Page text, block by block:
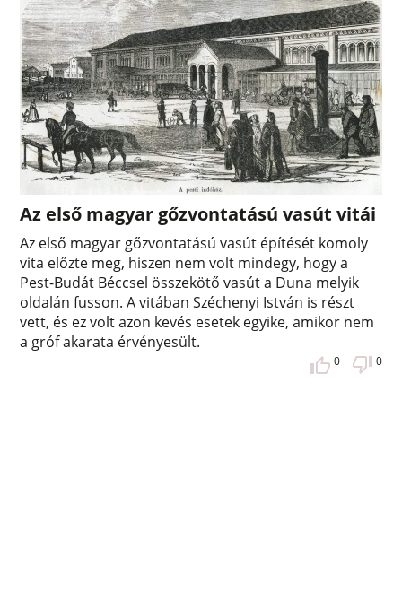
Az első magyar gőzvontatású vasút vitái
Az első magyar gőzvontatású vasút építését komoly
vita előzte meg, hiszen nem volt mindegy, hogy a
Pest-Budát Béccsel összekötő vasút a Duna melyik
oldalán fusson. A vitában Széchenyi István is részt
vett, és ez volt azon kevés esetek egyike, amikor nem
a gróf akarata érvényesült.
0 0